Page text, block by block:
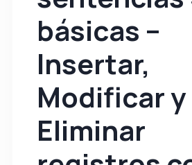
básicas –
Insertar,
Modificar y
Eliminar